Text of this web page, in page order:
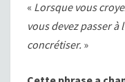
« Lorsque vous
vous devez passer
concrétiser. »